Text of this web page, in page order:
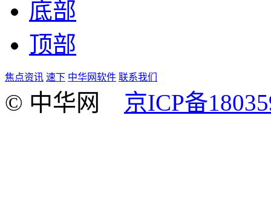
底部
顶部
焦点资讯 速下 中华网软件 联系我们
© 中华网 京ICP备